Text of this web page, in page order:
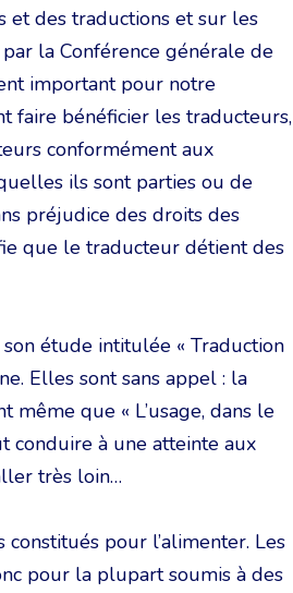
et des traductions et sur les
la Conférence générale de
important pour notre
faire bénéficier les traducteurs,
conformément aux
ils sont parties ou de
préjudice des droits des
que le traducteur détient des
étude intitulée « Traduction
Elles sont sans appel : la
même que « L’usage, dans le
conduire à une atteinte aux
très loin…
pour l’alimenter. Les
pour la plupart soumis à des